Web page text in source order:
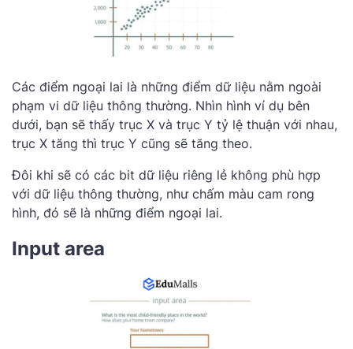
Các điểm ngoại lai là những điểm dữ liệu nằm ngoài
phạm vi dữ liệu thông thường. Nhìn hình ví dụ bên
dưới, bạn sẽ thấy trục X và trục Y tỷ lệ thuận với nhau,
trục X tăng thì trục Y cũng sẽ tăng theo.
Đôi khi sẽ có các bit dữ liệu riêng lẻ không phù hợp
với dữ liệu thông thường, như chấm màu cam rong
hình, đó sẽ là những điểm ngoại lai.
Input area